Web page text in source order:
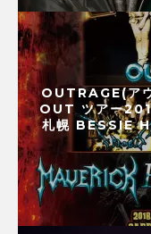
OUTRAGE(ア
OUT ツアー
札幌 BESSIE